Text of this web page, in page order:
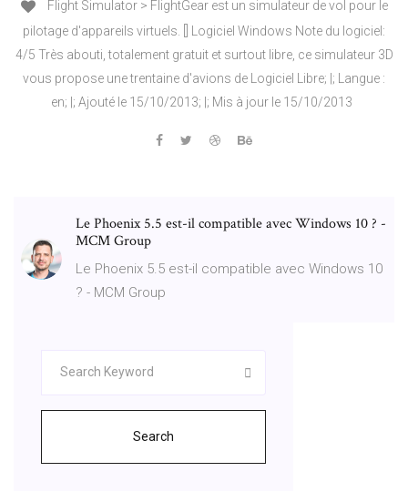
Flight Simulator > FlightGear est un simulateur de vol pour le
pilotage d'appareils virtuels. [] Logiciel Windows Note du logiciel:
4/5 Très abouti, totalement gratuit et surtout libre, ce simulateur 3D
vous propose une trentaine d'avions de Logiciel Libre; |; Langue :
en; |; Ajouté le 15/10/2013; |; Mis à jour le 15/10/2013
Le Phoenix 5.5 est-il compatible avec Windows 10 ? -
MCM Group
Le Phoenix 5.5 est-il compatible avec Windows 10
? - MCM Group
Search